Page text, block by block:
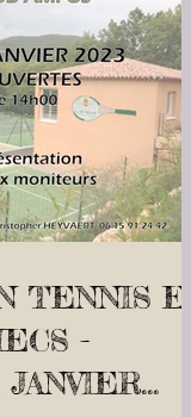
TENNIS ET
-